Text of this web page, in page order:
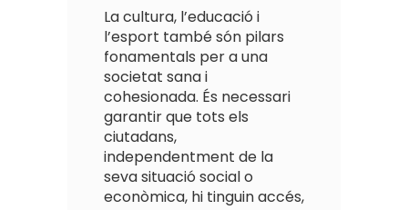
La cultura, l’educació i
l’esport també són pilars
fonamentals per a una
societat sana i
cohesionada. És necessari
garantir que tots els
ciutadans,
independentment de la
seva situació social o
econòmica, hi tinguin accés,